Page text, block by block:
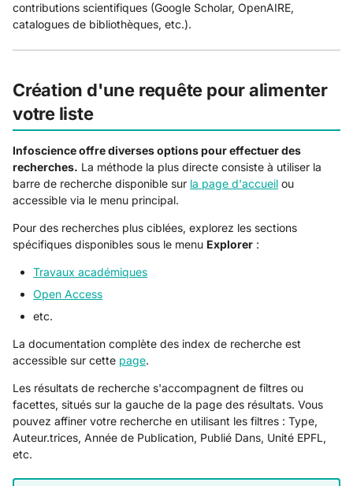
contributions scientifiques (Google Scholar, OpenAIRE,
catalogues de bibliothèques, etc.).
Création d'une requête pour alimenter
votre liste
Infoscience offre diverses options pour effectuer des
recherches. La méthode la plus directe consiste à utiliser la
barre de recherche disponible sur la page d'accueil ou
accessible via le menu principal.
Pour des recherches plus ciblées, explorez les sections
spécifiques disponibles sous le menu Explorer :
Travaux académiques
Open Access
etc.
La documentation complète des index de recherche est
accessible sur cette page.
Les résultats de recherche s'accompagnent de filtres ou
facettes, situés sur la gauche de la page des résultats. Vous
pouvez affiner votre recherche en utilisant les filtres : Type,
Auteur.trices, Année de Publication, Publié Dans, Unité EPFL,
etc.